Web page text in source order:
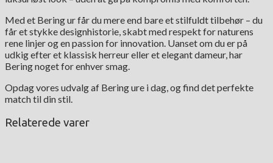
Med et Bering ur får du mere end bare et stilfuldt tilbehør – du
får et stykke designhistorie, skabt med respekt for naturens
rene linjer og en passion for innovation. Uanset om du er på
udkig efter et klassisk herreur eller et elegant dameur, har
Bering noget for enhver smag.
Opdag vores udvalg af Bering ure i dag, og find det perfekte
match til din stil.
Relaterede varer